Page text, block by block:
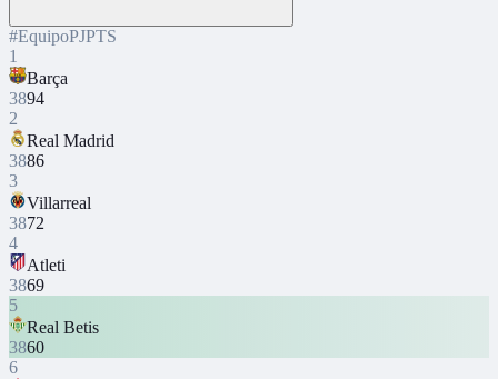
#EquipoPJPTS
1
Barça
3894
2
Real Madrid
3886
3
Villarreal
3872
4
Atleti
3869
5
Real Betis
3860
6